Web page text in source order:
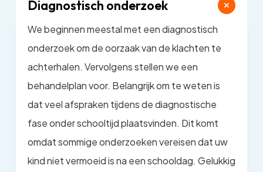
Diagnostisch onderzoek
We beginnen meestal met een diagnostisch
onderzoek om de oorzaak van de klachten te
achterhalen. Vervolgens stellen we een
behandelplan voor. Belangrijk om te weten is
dat veel afspraken tijdens de diagnostische
fase onder schooltijd plaatsvinden. Dit komt
omdat sommige onderzoeken vereisen dat uw
kind niet vermoeid is na een schooldag. Gelukkig